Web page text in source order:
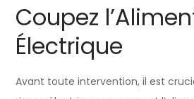
Coupez
Électrique
Avant toute intervention, il est